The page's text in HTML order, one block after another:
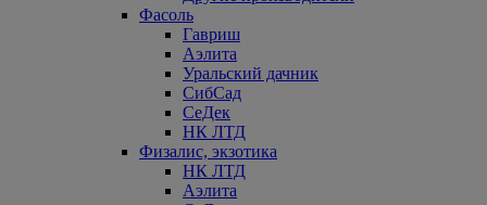
Фасоль
Гавриш
Аэлита
Уральский дачник
СибСад
СеДек
НК ЛТД
Физалис, экзотика
НК ЛТД
Аэлита